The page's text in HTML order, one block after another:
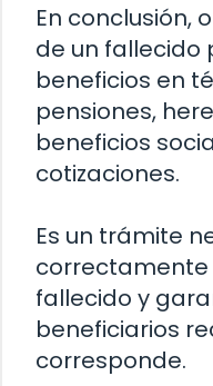
En conclusión,
de un fallecido
beneficios en
pensiones,
beneficios
cotizaciones.
Es un trámite
correctamente
fallecido y
beneficiarios
corresponde.